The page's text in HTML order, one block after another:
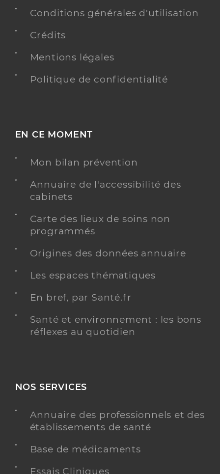
Conditions générales d'utilisation
Crédits
Mentions légales
Politique de confidentialité
EN CE MOMENT
Mon bilan prévention
Annuaire de l'accessibilité des
cabinets
Carte des lieux de soins non
programmés
Origines des données annuaire
Les espaces thématiques
En bref, par Santé.fr
Santé et environnement : les bons
réflexes au quotidien
NOS SERVICES
Annuaire des professionnels et des
établissements de santé
Base de médicaments
Essais Cliniques